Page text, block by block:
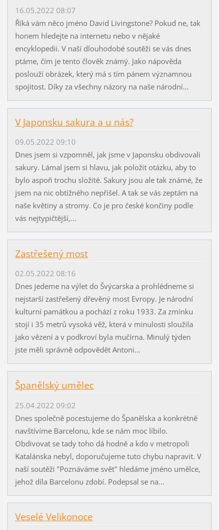
16.05.2022 08:07
Říká vám něco jméno David Livingstone? Pokud ne, tak
honem hledejte na internetu nebo v nějaké
encyklopedii. V naší dlouhodobé soutěži se vás dnes
ptáme, čím je tento člověk známý. Jako nápověda
poslouží obrázek, který má s tím pánem významnou
spojitost. Díky za všechny názory na naše národní...
V Japonsku sakura a u nás?
09.05.2022 09:10
Dnes jsem si vzpomněl, jak jsme v Japonsku obdivovali
sakury. Lámal jsem si hlavu, jak položit otázku, aby to
bylo aspoň trochu složité. Sakury jsou ale tak známé, že
jsem na nic obtížného nepřišel. A tak se vás zeptám na
naše květiny a stromy. Co je pro české končiny podle
vás nejtypičtější,...
Zastřešený most
02.05.2022 08:16
Dnes jedeme na výlet do Švýcarska a prohlédneme si
nejstarší zastřešený dřevěný most Evropy. Je národní
kulturní památkou a pochází z roku 1933. Za zmínku
stojí i 35 metrů vysoká věž, která v minulosti sloužila
jako vězení a v podkroví byla mučírna. Minulý týden
jste měli správně odpovědět Antoni...
Španělský umělec
25.04.2022 09:02
Dnes společně pocestujeme do Španělska a konkrétně
navštívíme Barcelonu, kde se nám moc líbilo.
Obdivovat se tady toho dá hodně a kdo v metropoli
Katalánska nebyl, doporučujeme tuto chybu napravit. V
naší soutěži "Poznáváme svět" hledáme jméno umělce,
jehož díla Barcelonu zdobí. Podepsal se na...
Veselé Velikonoce